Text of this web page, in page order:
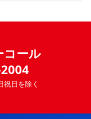
コール
日を除く